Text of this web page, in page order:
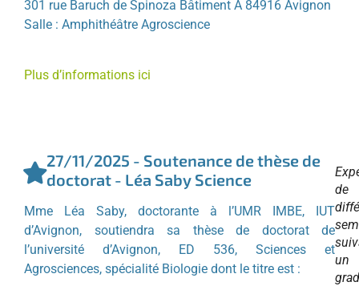
301 rue Baruch de Spinoza Bâtiment A 84916 Avignon
Salle : Amphithéâtre Agroscience
Plus d’informations ici
27/11/2025 - Soutenance de thèse de
doctorat - Léa Saby Science
Mme Léa Saby, doctorante à l’UMR IMBE, IUT
d’Avignon, soutiendra sa thèse de doctorat de
l’université d’Avignon, ED 536, Sciences et
Agrosciences, spécialité Biologie dont le titre est :
de
un